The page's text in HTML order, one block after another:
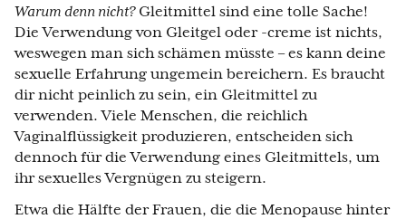
Warum denn nicht?Gleitmittel sind eine tolle Sache!
Die Verwendung von Gleitgel oder -creme ist nichts,
weswegen man sich schämen müsste – es kann deine
sexuelle Erfahrung ungemein bereichern. Es braucht
dir nicht peinlich zu sein, ein Gleitmittel zu
verwenden. Viele Menschen, die reichlich
Vaginalflüssigkeit produzieren, entscheiden sich
dennoch für die Verwendung eines Gleitmittels, um
ihr sexuelles Vergnügen zu steigern.
Etwa die Hälfte der Frauen, die die Menopause hinter